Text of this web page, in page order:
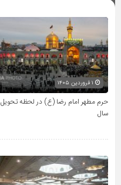
حرم مطهر امام رضا (ع) در لحظه تحویل
سال